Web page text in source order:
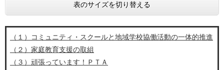
表のサイズを切り替える
（１）コミュニティ・スクールと地域学校協働活動の一体的推進
（２）家庭教育支援の取組
（３）頑張っています！ＰＴＡ